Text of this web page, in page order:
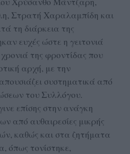
Στρατή Χαραλαμπίδη και
τη διάρκεια της
ευχές ώστε η γειτονιά
της φροντίδας που
αρχή, με την
συστηματικά από
του Συλλόγου.
επίσης στην ανάγκη
από αυθαιρεσίες μικρής
καθώς και στα ζητήματα
όπως τονίστηκε,